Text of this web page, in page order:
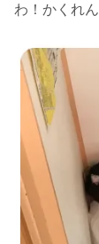
わ！かくれ